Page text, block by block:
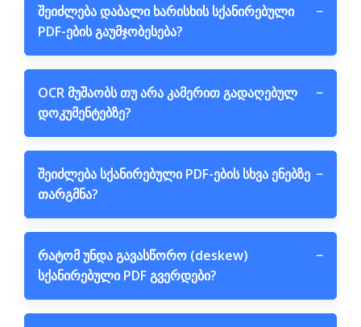
შეიძლება დაბალი ხარისხის სქანირებული
PDF-ების გაუმჯობესება?
−
OCR მუშაობს თუ არა კამერით გადაღებულ
დოკუმენტებზე?
−
შეიძლება სქანირებული PDF-ების სხვა ენებზე
თარგმნა?
−
რატომ უნდა გავასწორო (deskew)
სქანირებული PDF გვერდები?
−